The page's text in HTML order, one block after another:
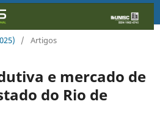
/ Artigos
e mercado de
do Rio de